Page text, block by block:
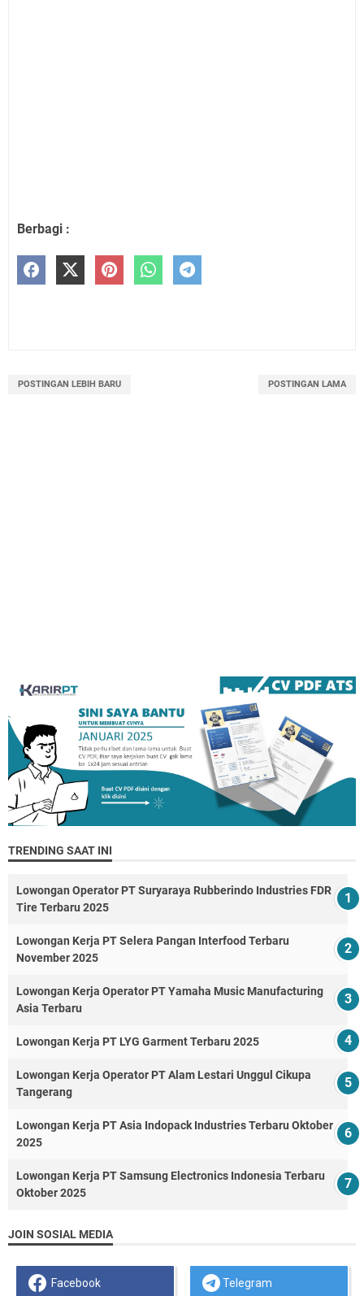
Berbagi :
POSTINGAN LEBIH BARU POSTINGAN LAMA
TRENDING SAAT INI
Lowongan Operator PT Suryaraya Rubberindo Industries FDR
Tire Terbaru 2025
Lowongan Kerja PT Selera Pangan Interfood Terbaru
November 2025
Lowongan Kerja Operator PT Yamaha Music Manufacturing
Asia Terbaru
Lowongan Kerja PT LYG Garment Terbaru 2025
Lowongan Kerja Operator PT Alam Lestari Unggul Cikupa
Tangerang
Lowongan Kerja PT Asia Indopack Industries Terbaru Oktober
2025
Lowongan Kerja PT Samsung Electronics Indonesia Terbaru
Oktober 2025
JOIN SOSIAL MEDIA
Facebook Telegram